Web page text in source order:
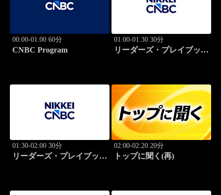
00:00-01:00 60分
CNBC Program
01:00-01:30 30分
リーダーズ・プレイブック
01:30-02:00 30分
リーダーズ・プレイブック
02:00-02:20 20分
トップに聞く(再)